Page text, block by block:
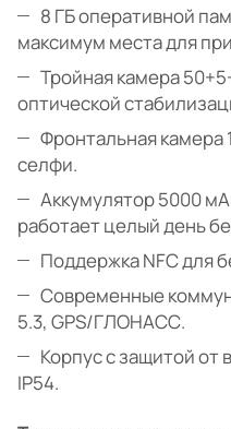
8 ГБ оперативной
максимум места для
Тройная камера
оптической
Фронтальная камера
селфи.
Аккумулятор 5000
работает целый день
Поддержка NFC для
Современные
5.3, GPS/ГЛОНАСС.
Корпус с защитой от
IP54.